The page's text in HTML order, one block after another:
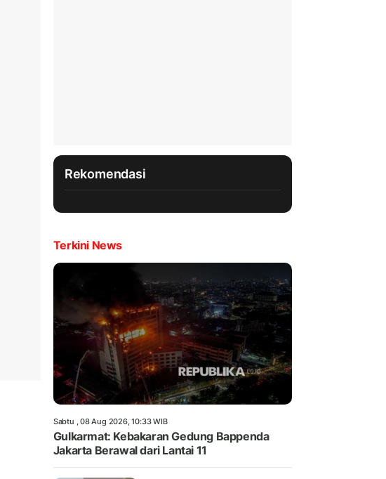
Rekomendasi
Terkini News
Sabtu , 08 Aug 2026, 10:33 WIB
Gulkarmat: Kebakaran Gedung Bappenda
Jakarta Berawal dari Lantai 11